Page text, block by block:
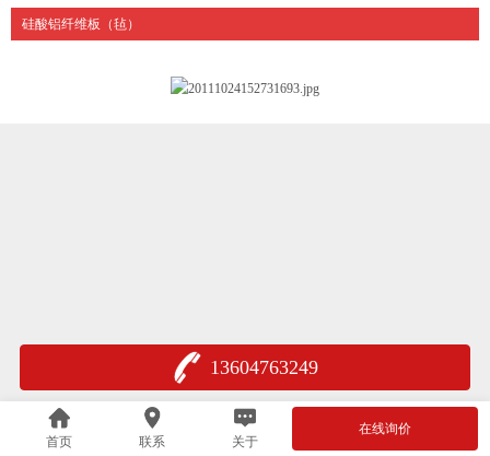
硅酸铝纤维板（毡）
13604763249
首页 联系 关于
在线询价